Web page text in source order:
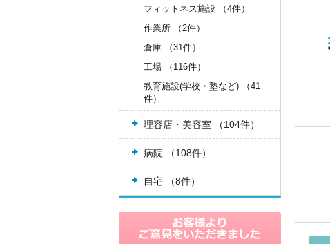
フィットネス施設 （4件）
作業所 （2件）
倉庫 （31件）
工場 （116件）
教育施設(学校・塾など) （41
件）
理容店・美容室 （104件）
病院 （108件）
自宅 （8件）